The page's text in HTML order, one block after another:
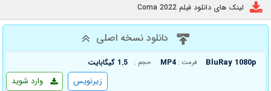
لینک های دانلود فیلم Coma 2022
دانلود نسخه اصلی
BluRay 1080p فرمت : MP4 حجم : 1.5 گیگابایت
وارد شوید زیرنویس